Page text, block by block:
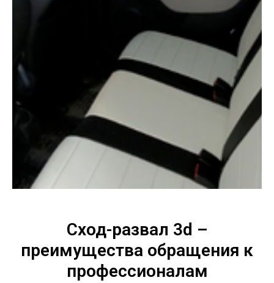
Сход-развал 3d –
преимущества обращения к
профессионалам